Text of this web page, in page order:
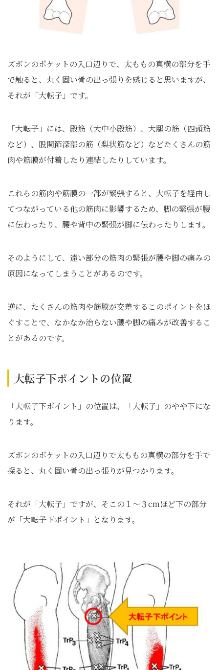
ズボンのポケットの入口辺りで、太ももの真横の部分を手
で触ると、丸く固い骨の出っ張りを感じると思いますが、
それが「大転子」です。
「大転子」には、殿筋（大中小殿筋）、大腿の筋（四頭筋
など）、股関節深部の筋（梨状筋など）などたくさんの筋
肉や筋膜が付着したり連結したりしています。
これらの筋肉や筋膜の一部が緊張すると、大転子を経由し
てつながっている他の筋肉に影響するため、脚の緊張が腰
に伝わったり、腰や背中の緊張が脚に伝わったりします。
そのようにして、遠い部分の筋肉の緊張が腰や脚の痛みの
原因になってしまうことがあるのです。
逆に、たくさんの筋肉や筋膜が交差するこのポイントをほ
ぐすことで、なかなか治らない腰や脚の痛みが改善するこ
とがあるのです。
大転子下ポイントの位置
「大転子下ポイント」の位置は、「大転子」のやや下にな
ります。
ズボンのポケットの入口辺りで太ももの真横の部分を手で
探ると、丸く固い骨の出っ張りが見つかります。
それが「大転子」ですが、そこの１～３cmほど下の部分
が「大転子下ポイント」となります。